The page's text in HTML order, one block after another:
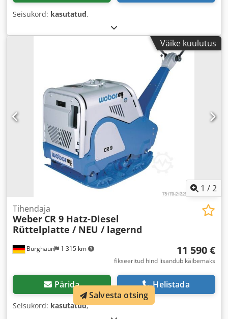
Seisukord: kasutatud,
Väike kuulutus
1 /2
Burghaun 1 315 km
Tihendaja
Weber CR 9 Hatz-Diesel
Rüttelplatte / NEU / lagernd
11 590 €
fikseeritud hind lisandub käibemaks
Pärida Helistada
Seisukord: kasutatud,
Salvesta otsing